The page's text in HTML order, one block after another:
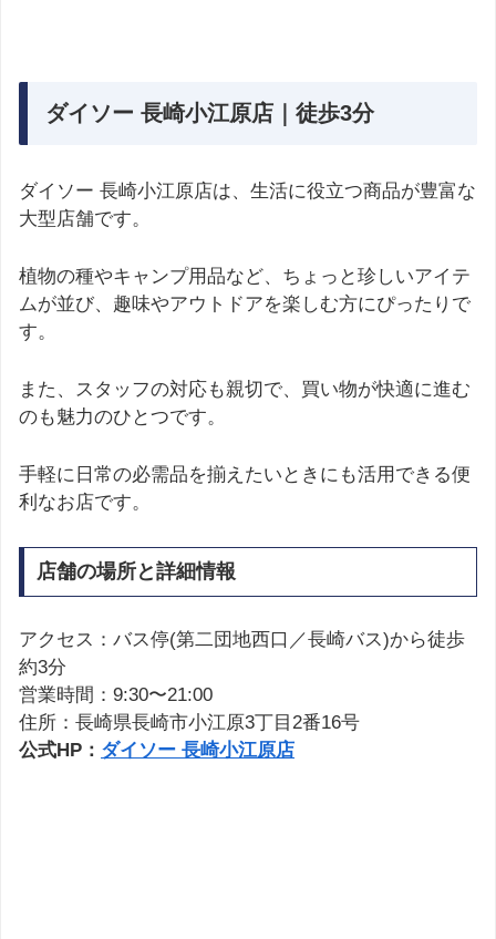
ダイソー 長崎小江原店｜徒歩3分
ダイソー 長崎小江原店は、生活に役立つ商品が豊富な
大型店舗です。
植物の種やキャンプ用品など、ちょっと珍しいアイテ
ムが並び、趣味やアウトドアを楽しむ方にぴったりで
す。
また、スタッフの対応も親切で、買い物が快適に進む
のも魅力のひとつです。
手軽に日常の必需品を揃えたいときにも活用できる便
利なお店です。
店舗の場所と詳細情報
アクセス：バス停(第二団地西口／長崎バス)から徒歩
約3分
営業時間：9:30〜21:00
住所：長崎県長崎市小江原3丁目2番16号
公式HP： ダイソー 長崎小江原店